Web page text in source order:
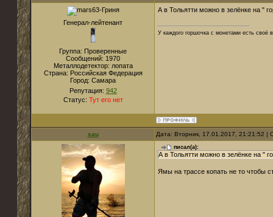
Генерал-лейтенант
Группа: Проверенные
Сообщений: 1970
Металлодетектор: лопата
Страна: Российская Федерация
Город: Самара
Репутация: 942
Статус: Тут его нет
А в Тольятти можно в зелёнке на "
У каждого горшочка с монетами есть своё
sau Дата: Вторник, 17.01.2017, 21:21:52
писал(а):
А в Тольятти можно в зелёнке на "
Ямы на трассе копать не то чтобы